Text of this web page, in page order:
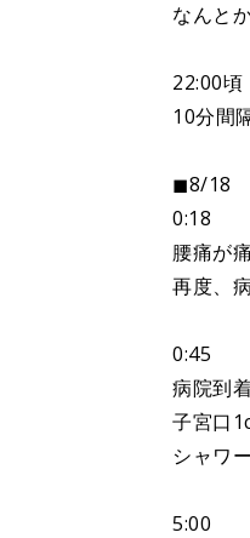
なんと
22:00頃
10分間
◼︎8/18
0:18
腰痛が
再度、
0:45
病院到
子宮口
シャワ
5:00